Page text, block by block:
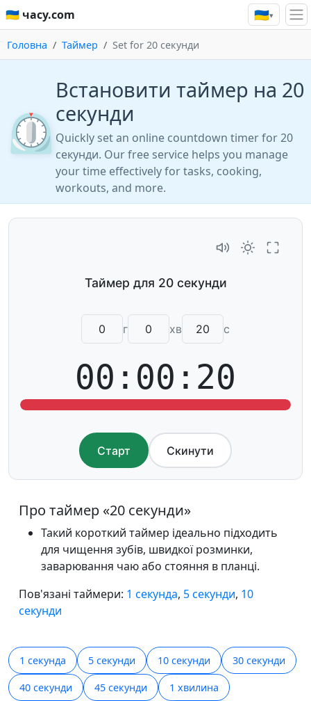
🇺🇦 часу.com 🇺🇦▾
Головна Таймер Set for 20 секунди
⏲️
Встановити таймер на 20
секунди
Quickly set an online countdown timer for 20
секунди. Our free service helps you manage
your time effectively for tasks, cooking,
workouts, and more.
г хв с
00:00:20
Старт Скинути
Про таймер «20 секунди»
Такий короткий таймер ідеально підходить
для чищення зубів, швидкої розминки,
заварювання чаю або стояння в планці.
Пов'язані таймери: 1 секунда, 5 секунди, 10
секунди
1 секунда 5 секунди 10 секунди 30 секунди
40 секунди 45 секунди 1 хвилина